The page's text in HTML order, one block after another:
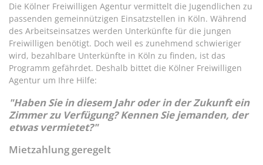
Die Kölner Freiwilligen Agentur vermittelt die Jugendlichen zu
passenden gemeinnützigen Einsatzstellen in Köln. Während
des Arbeitseinsatzes werden Unterkünfte für die jungen
Freiwilligen benötigt. Doch weil es zunehmend schwieriger
wird, bezahlbare Unterkünfte in Köln zu finden, ist das
Programm gefährdet. Deshalb bittet die Kölner Freiwilligen
Agentur um Ihre Hilfe:
"Haben Sie in diesem Jahr oder in der Zukunft ein
Zimmer zu Verfügung? Kennen Sie jemanden, der
etwas vermietet?"
Mietzahlung geregelt